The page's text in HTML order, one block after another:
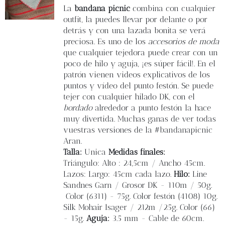
Blog
Contacto
Newsletter
Carrito
Mi cuenta
La bandana picniccombina con cualquier
outfit, la puedes llevar por delante o por
detrás y con una lazada bonita se verá
preciosa. Es uno de los accesorios de moda
que cualquier tejedora puede crear con un
poco de hilo y aguja, ¡es súper fácil!. En el
patrón vienen videos explicativos de los
puntos y vídeo del punto festón. Se puede
tejer con cualquier hilado DK, con el
bordadoalrededor a punto festón la hace
muy divertida. Muchas ganas de ver todas
vuestras versiones de la #bandanapicnic
Aran.
Talla: Unica Medidas finales:
Triángulo: Alto : 24,5cm / Ancho 45cm.
Lazos: Largo: 45cm cada lazo. Hilo: Line
Sandnes Garn / Grosor DK - 110m / 50g.
Color (6311) - 75g. Color festón (4108) 10g.
Silk Mohair Isager / 212m /25g. Color (66)
- 15g. Aguja: 3.5 mm - Cable de 60cm.